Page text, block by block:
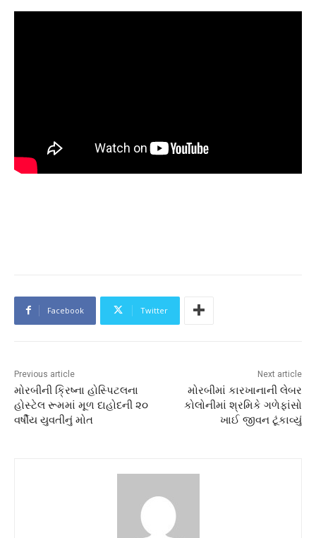
Facebook Twitter
Previous article
મોરબીની ક્રિષ્ના હોસ્પિટલના
હોસ્ટેલ રૂમમાં મૂળ દાહોદની ૨૦
વર્ષીય યુવતીનું મોત
Next article
મોરબીમાં કારખાનાની લેબર
કોલોનીમાં શ્રમિકે ગળેફાંસો
ખાઈ જીવન ટૂંકાવ્યું